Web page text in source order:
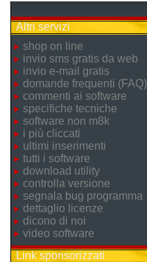
Altri servizi
shop on line
invio sms gratis da web
invio e-mail gratis
domande frequenti (FAQ)
commenti ai software
specifiche tecniche
software non m8k
i più cliccati
ultimi inserimenti
tutti i software
download utility
controlla versione
segnala bug programma
dettaglio licenze
dicono di noi
video software
Link sponsorizzati